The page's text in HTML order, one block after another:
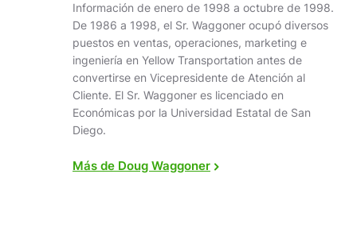
Información de enero de 1998 a octubre de 1998.
De 1986 a 1998, el Sr. Waggoner ocupó diversos
puestos en ventas, operaciones, marketing e
ingeniería en Yellow Transportation antes de
convertirse en Vicepresidente de Atención al
Cliente. El Sr. Waggoner es licenciado en
Económicas por la Universidad Estatal de San
Diego.
Más de Doug Waggoner